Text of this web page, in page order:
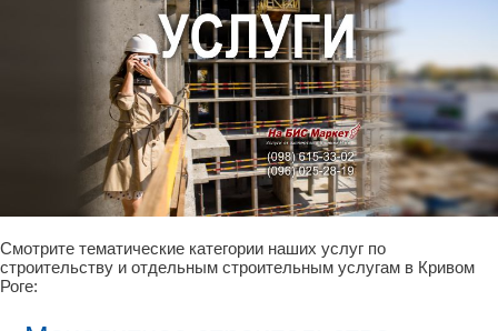
Смотрите тематические категории наших услуг по
строительству и отдельным строительным услугам в Кривом
Роге: